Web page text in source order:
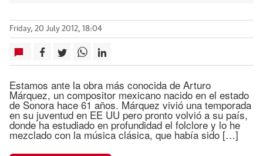
Friday, 20 July 2012, 18:04
Estamos ante la obra más conocida de Arturo
Márquez, un compositor mexicano nacido en el estado
de Sonora hace 61 años. Márquez vivió una temporada
en su juventud en EE UU pero pronto volvió a su país,
donde ha estudiado en profundidad el folclore y lo he
mezclado con la música clásica, que había sido […]